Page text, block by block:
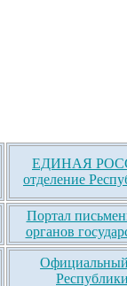
ЕДИНАЯ
отделение
Портал
органов
Официальный